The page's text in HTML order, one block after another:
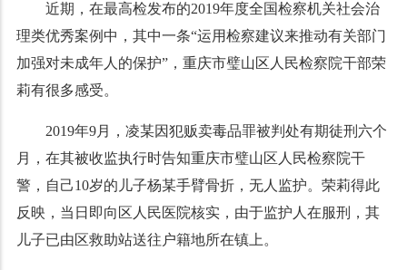
近期，在最高检发布的2019年度全国检察机关社会治
理类优秀案例中，其中一条“运用检察建议来推动有关部门
加强对未成年人的保护”，重庆市璧山区人民检察院干部荣
莉有很多感受。
2019年9月，凌某因犯贩卖毒品罪被判处有期徒刑六个
月，在其被收监执行时告知重庆市璧山区人民检察院干
警，自己10岁的儿子杨某手臂骨折，无人监护。荣莉得此
反映，当日即向区人民医院核实，由于监护人在服刑，其
儿子已由区救助站送往户籍地所在镇上。